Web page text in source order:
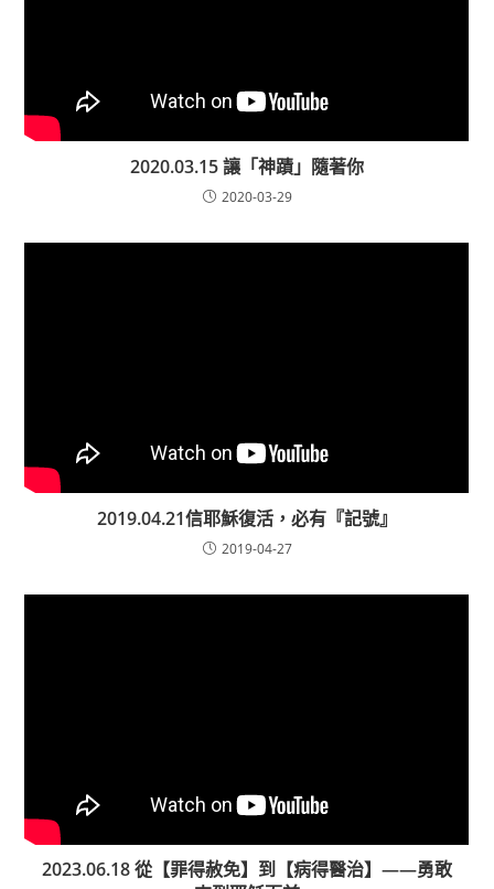
2020.03.15 讓「神蹟」隨著你
2020-03-29
2019.04.21信耶穌復活，必有『記號』
2019-04-27
2023.06.18 從【罪得赦免】到【病得醫治】——勇敢